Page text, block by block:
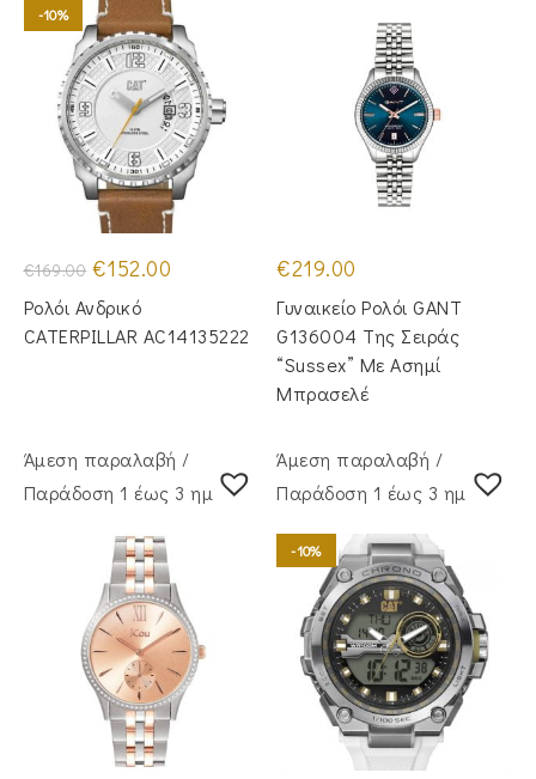
-10%
€169.00 Original
price
was:
€169.00.
€152.00
€152.00.
Ρολόι Ανδρικό
CATERPILLAR AC14135222
€219.00
Γυναικείο Ρολόι GANT
G136004 Της Σειράς
“Sussex” Με Ασημί
Μπρασελέ
Άμεση παραλαβή /
Παράδoση 1 έως 3 ημέρες
Άμεση παραλαβή /
Παράδoση 1 έως 3 ημέρες
-10%